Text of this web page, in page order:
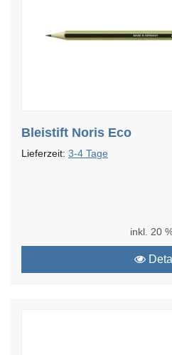
Bleistift Noris Eco
Lieferzeit: 3-4 Tage
inkl. 20